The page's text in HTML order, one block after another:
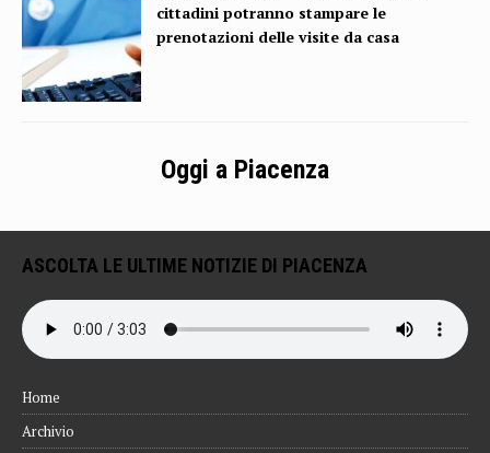
cittadini potranno stampare le
prenotazioni delle visite da casa
Oggi a Piacenza
ASCOLTA LE ULTIME NOTIZIE DI PIACENZA
Home
Archivio